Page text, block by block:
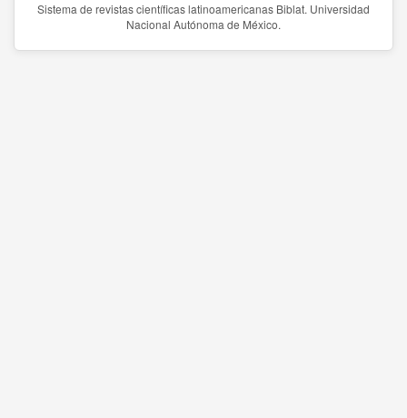
Sistema de revistas científicas latinoamericanas Biblat. Universidad
Nacional Autónoma de México.